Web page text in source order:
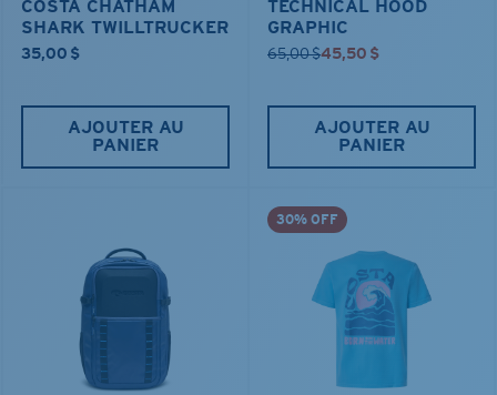
COSTA CHATHAM
SHARK TWILLTRUCKER
35,00 $
AJOUTER AU
PANIER
TECHNICAL HOOD
GRAPHIC
65,00 $45,50 $
AJOUTER AU
PANIER
30% OFF